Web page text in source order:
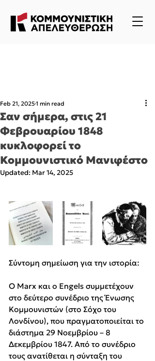
Σαν σήμερα, στις 21
Φεβρουαρίου 1848
κυκλοφορεί το
Κομμουνιστικό Μανιφέστο
Feb 21, 20251 min read
Updated: Mar 14, 2025
Σύντομη σημείωση για την ιστορία:
Ο Marx και ο Engels συμμετέχουν
στο δεύτερο συνέδριο της Ένωσης
Κομμουνιστών (στο Σόχο του
Λονδίνου), που πραγματοποιείται το
διάστημα 29 Νοεμβρίου – 8
Δεκεμβρίου 1847. Από το συνέδριο
τους ανατίθεται η σύνταξη του